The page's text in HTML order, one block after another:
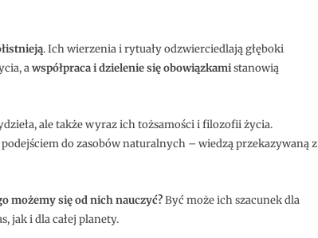
. Ich wierzenia i rytuały odzwierciedlają głęboki
awspółpraca i dzielenie się obowiązkamistanowią
ale także wyraz ich tożsamości i filozofii życia.
do zasobów naturalnych – wiedzą przekazywaną z
możemy się od nich nauczyć?Być może ich szacunek dla
jak i dla całej planety.